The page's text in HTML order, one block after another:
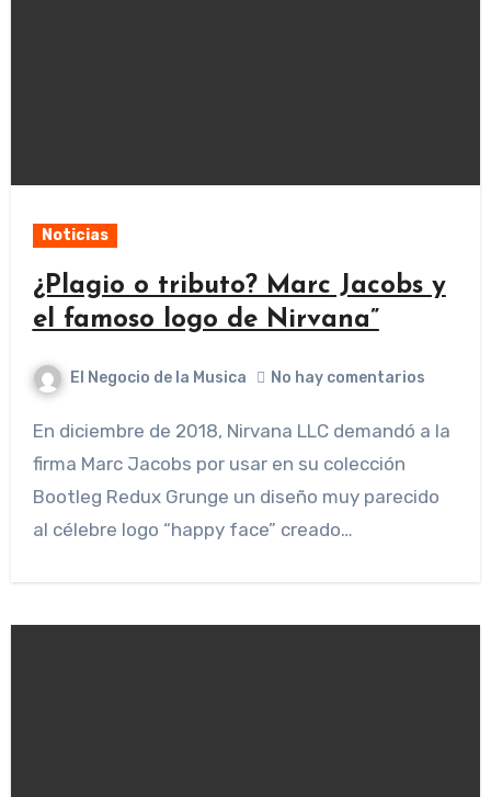
Noticias
¿Plagio o tributo? Marc Jacobs y
el famoso logo de Nirvana”
El Negocio de la Musica No hay comentarios
En diciembre de 2018, Nirvana LLC demandó a la
firma Marc Jacobs por usar en su colección
Bootleg Redux Grunge un diseño muy parecido
al célebre logo “happy face” creado…